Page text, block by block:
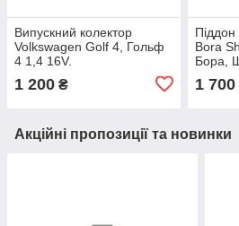
Випускний колектор
Volkswagen Golf 4, Гольф
4 1,4 16V.
1 200 ₴
Bora
Бора,
оливи.
1 700
Акційні пропозиції та новинки